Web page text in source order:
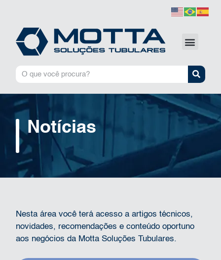
Notícias
Nesta área você terá acesso a artigos técnicos,
novidades, recomendações e conteúdo oportuno
aos negócios da Motta Soluções Tubulares.